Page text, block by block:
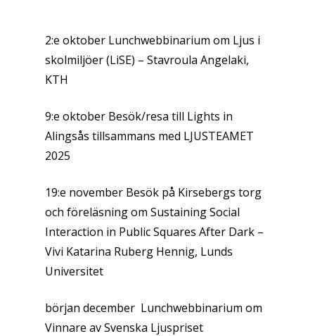
2:e oktober Lunchwebbinarium om Ljus i
skolmiljöer (LiSE) – Stavroula Angelaki,
KTH
9:e oktober Besök/resa till Lights in
Alingsås tillsammans med LJUSTEAMET
2025
19:e november Besök på Kirsebergs torg
och föreläsning om Sustaining Social
Interaction in Public Squares After Dark –
Vivi Katarina Ruberg Hennig, Lunds
Universitet
början december Lunchwebbinarium om
Vinnare av Svenska Ljuspriset